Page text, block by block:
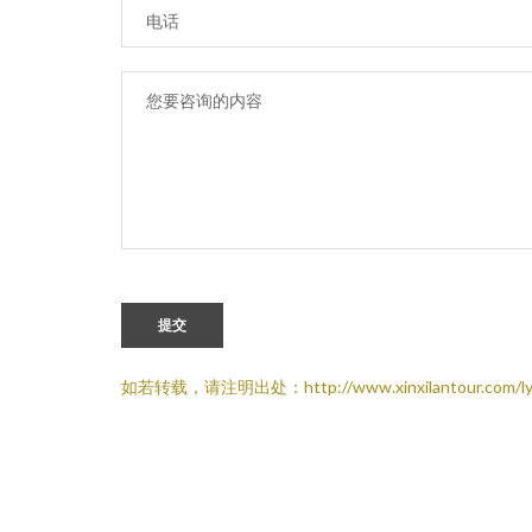
提交
如若转载，请注明出处：http://www.xinxilantour.com/